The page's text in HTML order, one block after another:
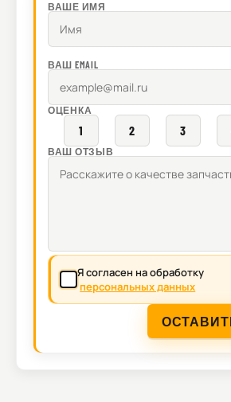
ВАШЕ ИМЯ
ВАШ EMAIL
ОЦЕНКА
1 2 3
ВАШ ОТЗЫВ
Я согласен на обработку
персональных данных